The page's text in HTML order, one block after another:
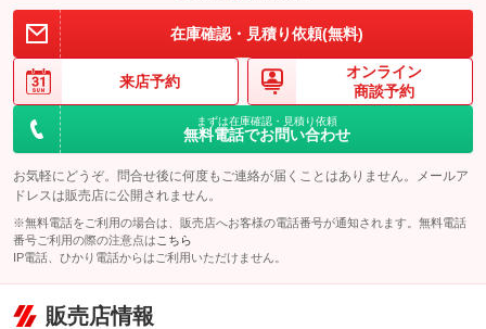
：装備あり ：装備あり
アイドリングストップ
：装備なし ドライブレコーダー
USB入力端子 Bluetooth接続
：装備あり
100V電源
：装備あり クリーンディーゼル
：装備なし
センターデフロック
レンタカーアップ
：装備なし
電動格納ミラー
：装備あり
革シート
：装備なし ハーフレザーシート
キーレス
：装備あり LEDヘッドランプ
HID(キセノンライト)
：装備なし ポータブルナビ
：装備なし
バックカメラ
：装備あり ETC2.0
：装備あり
：装備なし ：装備なし
ローダウン
：装備あり
パワーシート
：装備なし
：装備なし ：装備なし
チップアップシート
：装備なし
在庫確認・見積り依頼(無料)
来店予約
オンライン
商談予約
まずは在庫確認・見積り依頼
無料電話でお問い合わせ
お気軽にどうぞ。問合せ後に何度もご連絡が届くことはありません。メールア
ドレスは販売店に公開されません。
※無料電話をご利用の場合は、販売店へお客様の電話番号が通知されます。無料電話
番号ご利用の際の注意点は こちら
IP電話、ひかり電話からはご利用いただけません。
販売店情報